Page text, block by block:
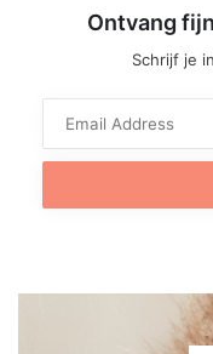
Ontvang
Schrijf je